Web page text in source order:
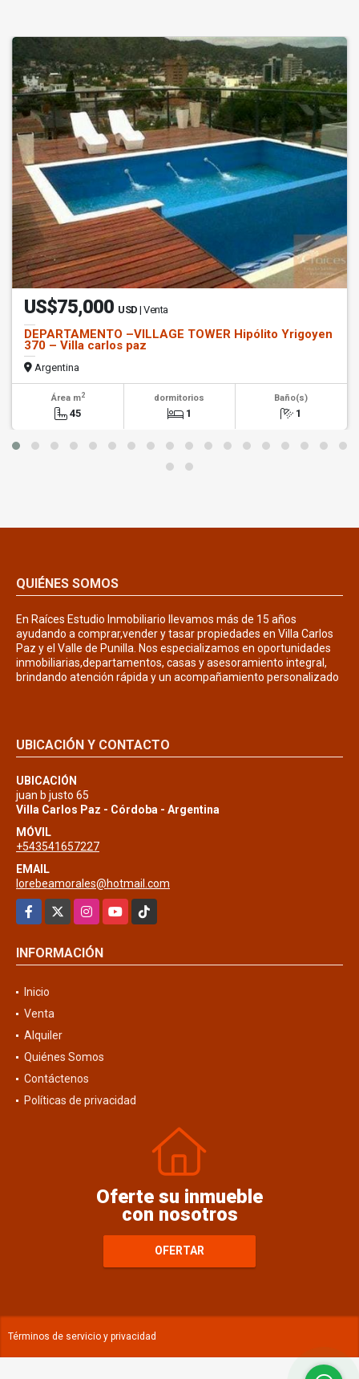
US$75,000 USD | Venta
DEPARTAMENTO –VILLAGE TOWER Hipólito Yrigoyen
370 – Villa carlos paz
Argentina
Área m2
45
dormitorios
1
Baño(s)
1
QUIÉNES SOMOS
En Raíces Estudio Inmobiliario llevamos más de 15 años
ayudando a comprar,vender y tasar propiedades en Villa Carlos
Paz y el Valle de Punilla. Nos especializamos en oportunidades
inmobiliarias,departamentos, casas y asesoramiento integral,
brindando atención rápida y un acompañamiento personalizado
UBICACIÓN Y CONTACTO
UBICACIÓN
juan b justo 65
Villa Carlos Paz - Córdoba - Argentina
MÓVIL
+543541657227
EMAIL
lorebeamorales@hotmail.com
Facebook
InstagramYouTubeTikTok
INFORMACIÓN
Inicio
Venta
Alquiler
Quiénes Somos
Contáctenos
Políticas de privacidad
Oferte su inmueble
con nosotros
OFERTAR
Términos de servicio y privacidad